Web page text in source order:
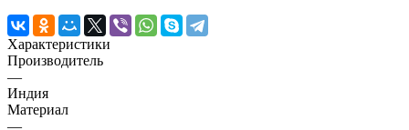
Характеристики
Производитель
—
Индия
Материал
—